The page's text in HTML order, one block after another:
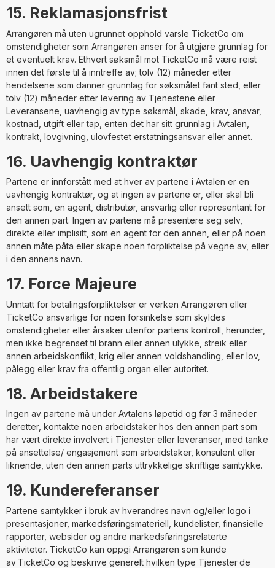
15. Reklamasjonsfrist
Arrangøren må uten ugrunnet opphold varsle TicketCo om
omstendigheter som Arrangøren anser for å utgjøre grunnlag for
et eventuelt krav. Ethvert søksmål mot TicketCo må være reist
innen det første til å inntreffe av; tolv (12) måneder etter
hendelsene som danner grunnlag for søksmålet fant sted, eller
tolv (12) måneder etter levering av Tjenestene eller
Leveransene, uavhengig av type søksmål, skade, krav, ansvar,
kostnad, utgift eller tap, enten det har sitt grunnlag i Avtalen,
kontrakt, lovgivning, ulovfestet erstatningsansvar eller annet.
16. Uavhengig kontraktør
Partene er innforstått med at hver av partene i Avtalen er en
uavhengig kontraktør, og at ingen av partene er, eller skal bli
ansett som, en agent, distributør, ansvarlig eller representant for
den annen part. Ingen av partene må presentere seg selv,
direkte eller implisitt, som en agent for den annen, eller på noen
annen måte påta eller skape noen forpliktelse på vegne av, eller
i den annens navn.
17. Force Majeure
Unntatt for betalingsforpliktelser er verken Arrangøren eller
TicketCo ansvarlige for noen forsinkelse som skyldes
omstendigheter eller årsaker utenfor partens kontroll, herunder,
men ikke begrenset til brann eller annen ulykke, streik eller
annen arbeidskonflikt, krig eller annen voldshandling, eller lov,
pålegg eller krav fra offentlig organ eller autoritet.
18. Arbeidstakere
Ingen av partene må under Avtalens løpetid og før 3 måneder
deretter, kontakte noen arbeidstaker hos den annen part som
har vært direkte involvert i Tjenester eller leveranser, med tanke
på ansettelse/ engasjement som arbeidstaker, konsulent eller
liknende, uten den annen parts uttrykkelige skriftlige samtykke.
19. Kundereferanser
Partene samtykker i bruk av hverandres navn og/eller logo i
presentasjoner, markedsføringsmateriell, kundelister, finansielle
rapporter, websider og andre markedsføringsrelaterte
aktiviteter. TicketCo kan oppgi Arrangøren som kunde
av TicketCo og beskrive generelt hvilken type Tjenesterde